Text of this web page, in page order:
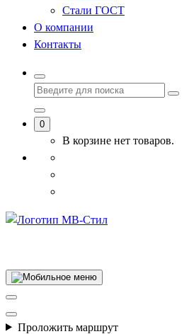
Стали ГОСТ
О компании
Контакты
0
В корзине нет товаров.
Проложить маршрут